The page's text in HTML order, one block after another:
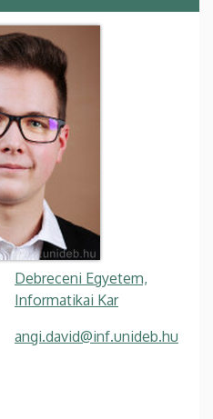
Debreceni Egyetem,
Informatikai Kar
angi.david@inf.unideb.hu